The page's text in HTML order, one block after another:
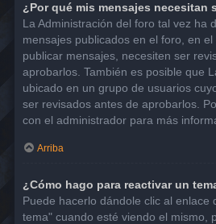
¿Por qué mis mensajes necesitan
La Administración del foro tal vez ha
mensajes publicados en el foro, en
publicar mensajes, necesiten ser
aprobarlos. También es posible que
ubicado en un grupo de usuarios
ser revisados antes de aprobarlos.
con el administrador para más
Arriba
¿Cómo hago para reactivar un
Puede hacerlo dándole clic al enlace
tema" cuando esté viendo el mismo,